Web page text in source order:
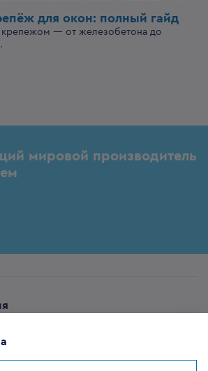
для окон: полный гайд
крепежом — от железобетона до
мировой производитель